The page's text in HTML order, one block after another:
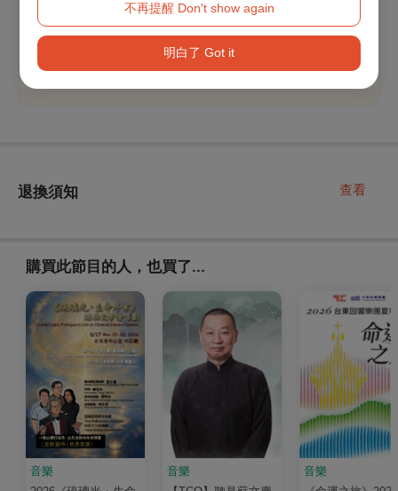
不再提醒 Don't show again
明白了 Got it
※如有購買本節目輪椅席及輪椅陪同席需求，請洽主辦單
位 賣夢工作室有限公司 (02) 2930-5660 辦理。
退換須知 查看
購買此節目的人，也買了...
音樂
音樂
音樂